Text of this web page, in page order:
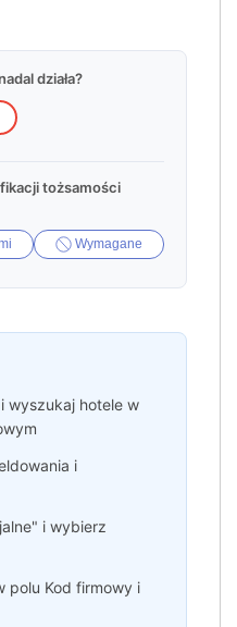
działa?
tożsamości
Wymagane
i wyszukaj hotele w
i
i wybierz
polu Kod firmowy i